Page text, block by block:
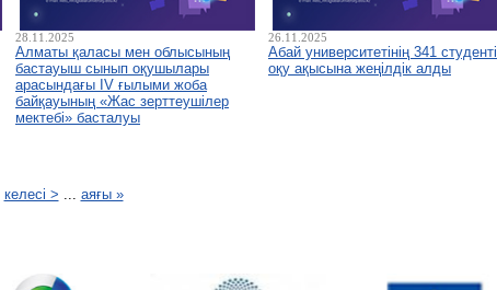
28.11.2025
Алматы қаласы мен облысының
бастауыш сынып оқушылары
арасындағы IV ғылыми жоба
байқауының «Жас зерттеушілер
мектебі» басталуы
26.11.2025
Абай университетінің 341 студенті
оқу ақысына жеңілдік алды
келесі > ... аяғы »